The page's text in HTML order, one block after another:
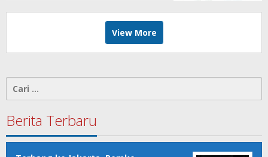
View More
untuk:
Berita Terbaru